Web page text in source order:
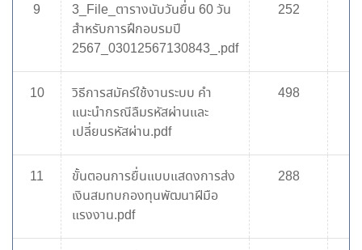
9
3_File_ตารางนับวันยื่น 60 วัน
สำหรับการฝึกอบรมปี
2567_03012567130843_.pdf
252
10
วิธีการสมัคร์ใช้งานระบบ คำ
แนะนำกรณีลืมรหัสผ่านและ
เปลี่ยนรหัสผ่าน.pdf
498
11
ขั้นตอนการยื่นแบบแสดงการส่ง
เงินสมทบกองทุนพัฒนาฝีมือ
แรงงาน.pdf
288